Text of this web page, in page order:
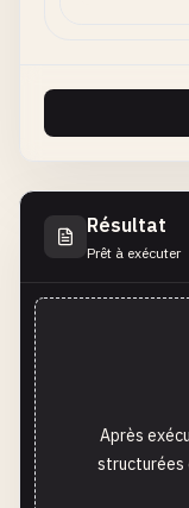
Résultat
Prêt à exécuter
Après
structurées